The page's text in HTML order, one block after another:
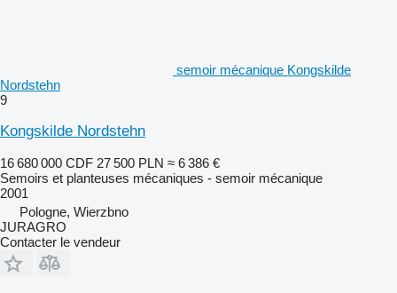
semoir mécanique Kongskilde
Nordstehn
9
Kongskilde Nordstehn
16 680 000 CDF 27 500 PLN ≈ 6 386 €
Semoirs et planteuses mécaniques - semoir mécanique
2001
Pologne, Wierzbno
JURAGRO
Contacter le vendeur